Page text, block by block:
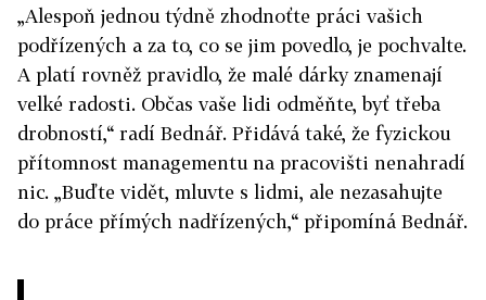
„Alespoň jednou týdně zhodnoťte práci vašich
podřízených a za to, co se jim povedlo, je pochvalte.
A platí rovněž pravidlo, že malé dárky znamenají
velké radosti. Občas vaše lidi odměňte, byť třeba
drobností,“ radí Bednář. Přidává také, že fyzickou
přítomnost managementu na pracovišti nenahradí
nic. „Buďte vidět, mluvte s lidmi, ale nezasahujte
do práce přímých nadřízených,“ připomíná Bednář.